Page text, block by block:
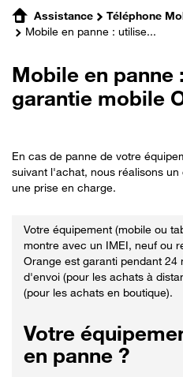
Assistance Téléphone
Mobile en panne : utilise...
Mobile en panne
garantie mobile
En cas de panne de votre
suivant l'achat, nous réalisons
une prise en charge.
Votre équipement (mobile ou
montre avec un IMEI, neuf ou
Orange est garanti pendant 24
d'envoi (pour les achats à
(pour les achats en boutique).
Votre
en panne ?